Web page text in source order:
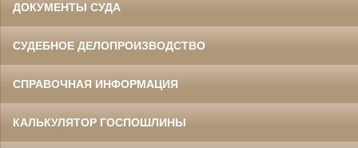
ДОКУМЕНТЫ СУДА
СУДЕБНОЕ ДЕЛОПРОИЗВОДСТВО
СПРАВОЧНАЯ ИНФОРМАЦИЯ
КАЛЬКУЛЯТОР ГОСПОШЛИНЫ